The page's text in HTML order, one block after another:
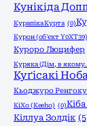
Кунікіда
Курапіка Курта (0)
Курон (об'єкт Y0XT39)
Куроро Люцифер
Куряка (Дім, в
Куґісакі
Кьоджуро
КіХо (Keeho) (0)
Кіллуа Золдік